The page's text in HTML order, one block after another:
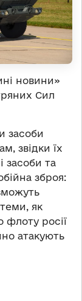
новини»
Сил
засоби
звідки їх
засоби та
зброя:
як
флоту росії
атакують